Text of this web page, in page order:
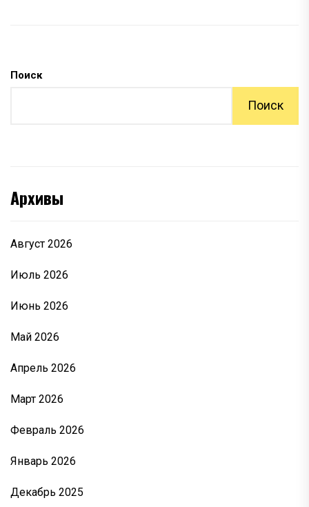
Поиск
Поиск
Архивы
Август 2026
Июль 2026
Июнь 2026
Май 2026
Апрель 2026
Март 2026
Февраль 2026
Январь 2026
Декабрь 2025